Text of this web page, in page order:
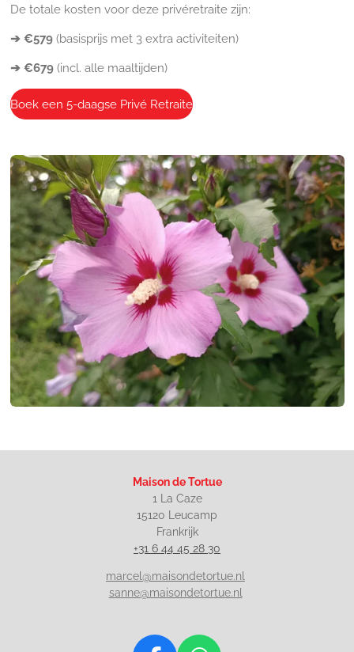
De totale kosten voor deze privéretraite zijn:
➔ €579(basisprijs met 3 extra activiteiten)
➔ €679(incl. alle maaltijden)
Boek een 5-daagse Privé Retraite
Maison de Tortue
1 La Caze
15120 Leucamp
Frankrijk
+31 6 44 45 28 30
marcel@maisondetortue.nl
sanne@maisondetortue.nl